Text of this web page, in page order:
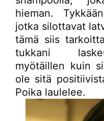
hieman.
jotka silottavat
tämä siis
tukkani
myötäillen kuin
ole sitä
Poika laulelee.